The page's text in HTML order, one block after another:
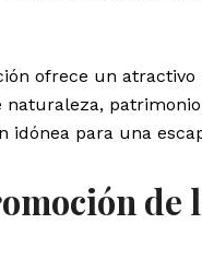
ofrece un
idónea para una